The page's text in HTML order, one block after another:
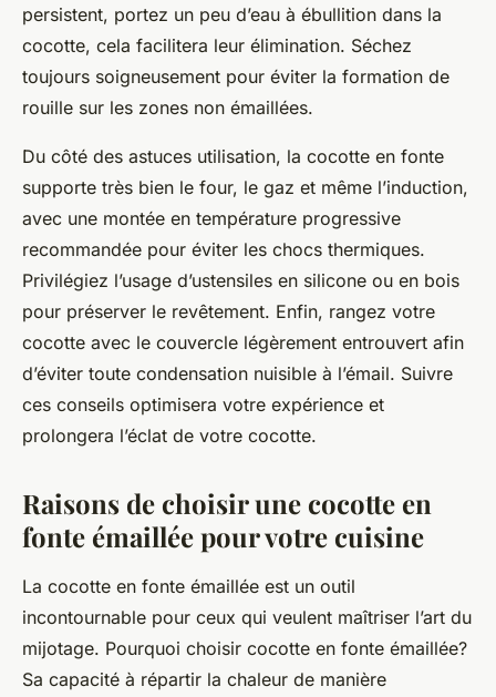
persistent, portez un peu d’eau à ébullition dans la
cocotte, cela facilitera leur élimination. Séchez
toujours soigneusement pour éviter la formation de
rouille sur les zones non émaillées.
Du côté des astuces utilisation, la cocotte en fonte
supporte très bien le four, le gaz et même l’induction,
avec une montée en température progressive
recommandée pour éviter les chocs thermiques.
Privilégiez l’usage d’ustensiles en silicone ou en bois
pour préserver le revêtement. Enfin, rangez votre
cocotte avec le couvercle légèrement entrouvert afin
d’éviter toute condensation nuisible à l’émail. Suivre
ces conseils optimisera votre expérience et
prolongera l’éclat de votre cocotte.
Raisons de choisir une cocotte en
fonte émaillée pour votre cuisine
La cocotte en fonte émaillée est un outil
incontournable pour ceux qui veulent maîtriser l’art du
mijotage. Pourquoi choisir cocotte en fonte émaillée?
Sa capacité à répartir la chaleur de manière